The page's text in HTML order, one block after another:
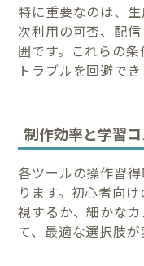
特に重要なのは、
次利用の可否、配
囲です。これらの
トラブルを回避でき
制作効率と学習
各ツールの操作習
ります。初心者向
視するか、細かな
て、最適な選択肢が